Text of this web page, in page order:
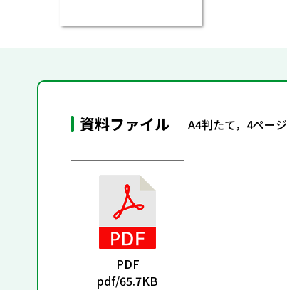
資料ファイル A4判たて，4ページ
PDF
pdf/65.7KB